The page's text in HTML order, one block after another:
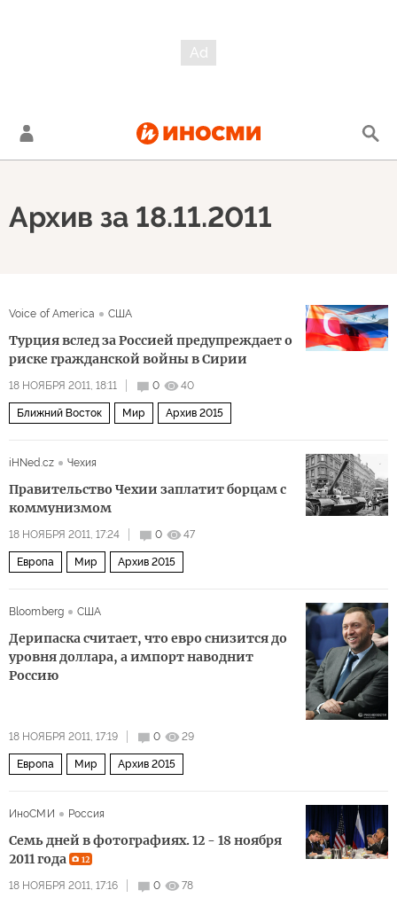
Архив за 18.11.2011
Voice of America США
Турция вслед за Россией предупреждает о
риске гражданской войны в Сирии
18 НОЯБРЯ 2011, 18:11 0 40
Ближний Восток Мир Архив 2015
iHNed.cz Чехия
Правительство Чехии заплатит борцам с
коммунизмом
18 НОЯБРЯ 2011, 17:24 0 47
Европа Мир Архив 2015
Bloomberg США
Дерипаска считает, что евро снизится до
уровня доллара, а импорт наводнит
Россию
18 НОЯБРЯ 2011, 17:19 0 29
Европа Мир Архив 2015
ИноСМИ Россия
Семь дней в фотографиях. 12 - 18 ноября
2011 года
12
18 НОЯБРЯ 2011, 17:16 0 78